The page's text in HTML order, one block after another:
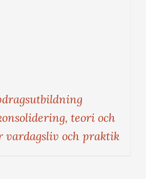
teori och
vardagsliv och praktik